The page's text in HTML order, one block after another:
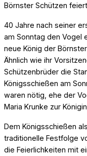
Börnster Schützen
40 Jahre nach seiner
am Sonntag den Vogel
neue König der
Ähnlich wie ihr
Schützenbrüder die
Königsschießen am
waren nötig, ehe der
Maria Krunke zur
Dem Königsschießen
traditionelle Festfolge
die Feierlichkeiten mit